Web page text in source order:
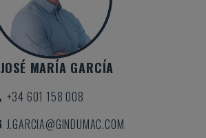
JOSÉ MARÍA GARCÍA
+34 601 158 008
J.GARCIA@GINDUMAC.COM